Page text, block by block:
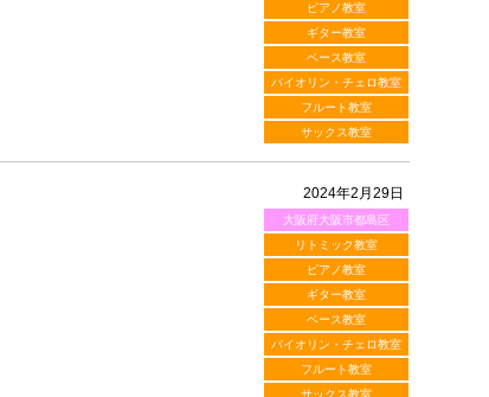
ピアノ教室
ギター教室
ベース教室
バイオリン・チェロ教室
フルート教室
サックス教室
2024年2月29日
大阪府大阪市都島区
リトミック教室
ピアノ教室
ギター教室
ベース教室
バイオリン・チェロ教室
フルート教室
サックス教室